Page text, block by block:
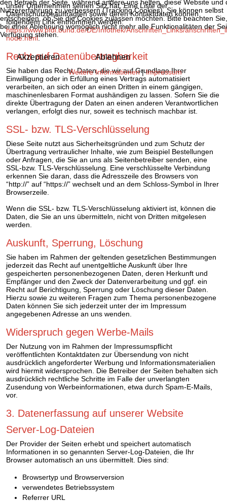
unser Unternehmen seinen Sitz hat. Eine Liste der
Datenschutzbeauftragten sowie deren Kontaktdaten können
folgendem Link entnommen werden:
https://www.bfdi.bund.de/DE/Infothek/Anschriften_Links/
node.html.
Recht auf Datenübertragbarkeit
Sie haben das Recht, Daten, die wir auf Grundlage Ihrer
Einwilligung oder in Erfüllung eines Vertrags automatisiert
verarbeiten, an sich oder an einen Dritten in einem gängigen,
maschinenlesbaren Format aushändigen zu lassen. Sofern Sie die
direkte Übertragung der Daten an einen anderen Verantwortlichen
verlangen, erfolgt dies nur, soweit es technisch machbar ist.
SSL- bzw. TLS-Verschlüsselung
Diese Seite nutzt aus Sicherheitsgründen und zum Schutz der
Übertragung vertraulicher Inhalte, wie zum Beispiel Bestellungen
oder Anfragen, die Sie an uns als Seitenbetreiber senden, eine
SSL-bzw. TLS-Verschlüsselung. Eine verschlüsselte Verbindung
erkennen Sie daran, dass die Adresszeile des Browsers von
“http://” auf “https://” wechselt und an dem Schloss-Symbol in Ihrer
Browserzeile.
Wenn die SSL- bzw. TLS-Verschlüsselung aktiviert ist, können die
Daten, die Sie an uns übermitteln, nicht von Dritten mitgelesen
werden.
Auskunft, Sperrung, Löschung
Sie haben im Rahmen der geltenden gesetzlichen Bestimmungen
jederzeit das Recht auf unentgeltliche Auskunft über Ihre
gespeicherten personenbezogenen Daten, deren Herkunft und
Empfänger und den Zweck der Datenverarbeitung und ggf. ein
Recht auf Berichtigung, Sperrung oder Löschung dieser Daten.
Hierzu sowie zu weiteren Fragen zum Thema personenbezogene
Daten können Sie sich jederzeit unter der im Impressum
angegebenen Adresse an uns wenden.
Widerspruch gegen Werbe-Mails
Der Nutzung von im Rahmen der Impressumspflicht
veröffentlichten Kontaktdaten zur Übersendung von nicht
ausdrücklich angeforderter Werbung und Informationsmaterialien
wird hiermit widersprochen. Die Betreiber der Seiten behalten sich
ausdrücklich rechtliche Schritte im Falle der unverlangten
Zusendung von Werbeinformationen, etwa durch Spam-E-Mails,
vor.
3. Datenerfassung auf unserer Website
Server-Log-Dateien
Der Provider der Seiten erhebt und speichert automatisch
Informationen in so genannten Server-Log-Dateien, die Ihr
Browser automatisch an uns übermittelt. Dies sind:
Browsertyp und Browserversion
verwendetes Betriebssystem
Referrer URL
den Betrieb der Seite, während andere uns helfen, diese Website und
Nutzererfahrung zu verbessern (Tracking Cookies). Sie können selbst
entscheiden, ob Sie die Cookies zulassen möchten. Bitte beachten
bei einer Ablehnung womöglich nicht mehr alle Funktionalitäten der
Verfügung stehen.
Akzeptieren Ablehnen
Weitere Informationen|Impressum